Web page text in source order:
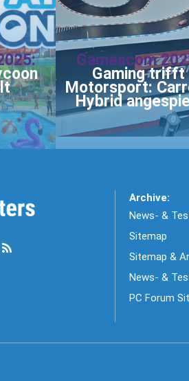
Gamescom
Gaming trifft
Motorsport:
Hybrid
Archive:
News- &
Sitemap
Sitemap &
News- &
PC Forum